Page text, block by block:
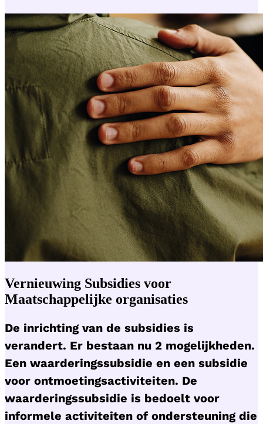
Vernieuwing Subsidies voor
Maatschappelijke organisaties
De inrichting van de subsidies is
verandert. Er bestaan nu 2 mogelijkheden.
Een waarderingssubsidie en een subsidie
voor ontmoetingsactiviteiten. De
waarderingssubsidie is bedoelt voor
informele activiteiten of ondersteuning die